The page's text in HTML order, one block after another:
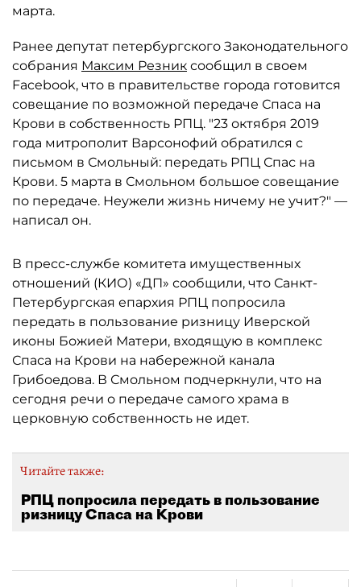
марта.
Ранее депутат петербургского Законодательного
собрания Максим Резник сообщил в своем
Facebook, что в правительстве города готовится
совещание по возможной передаче Спаса на
Крови в собственность РПЦ. "23 октября 2019
года митрополит Варсонофий обратился с
письмом в Смольный: передать РПЦ Спас на
Крови. 5 марта в Смольном большое совещание
по передаче. Неужели жизнь ничему не учит?" —
написал он.
В пресс-службе комитета имущественных
отношений (КИО) «ДП» сообщили, что Санкт-
Петербургская епархия РПЦ попросила
передать в пользование ризницу Иверской
иконы Божией Матери, входящую в комплекс
Спаса на Крови на набережной канала
Грибоедова. В Смольном подчеркнули, что на
сегодня речи о передаче самого храма в
церковную собственность не идет.
Читайте также:
РПЦ попросила передать в пользование
ризницу Спаса на Крови